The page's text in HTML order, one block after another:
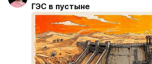
ГЭС в пустыне